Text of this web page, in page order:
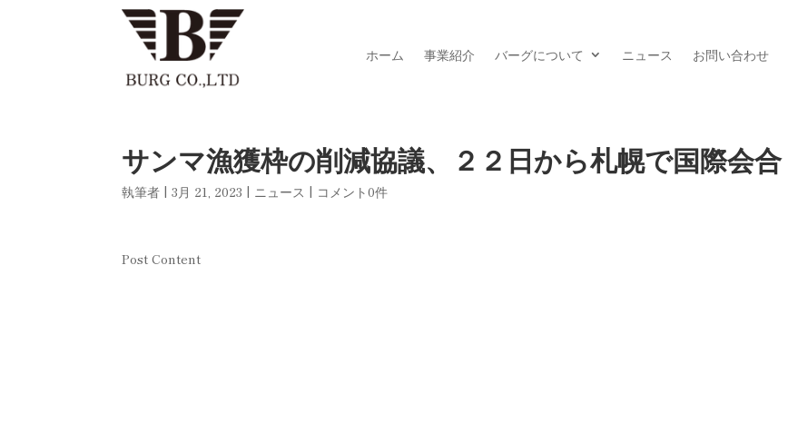
ホーム
事業紹介 バーグについて ニュース お問い合わせ
サンマ漁獲枠の削減協議、２２日から札幌で国際会合
執筆者 |3月 21, 2023 | ニュース | コメント0件
Post Content